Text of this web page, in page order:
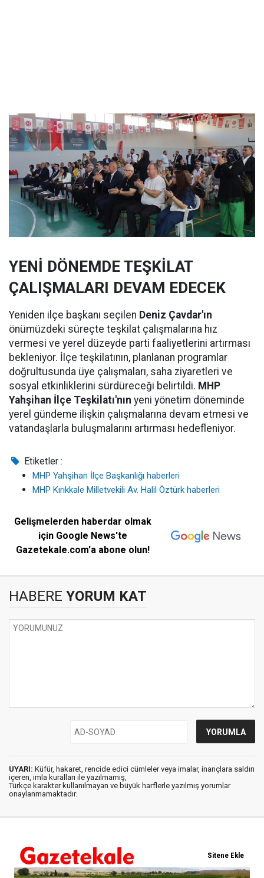
YENİ DÖNEMDE TEŞKİLAT
ÇALIŞMALARI DEVAM EDECEK
Yeniden ilçe başkanı seçilen Deniz Çavdar'ın
önümüzdeki süreçte teşkilat çalışmalarına hız
vermesi ve yerel düzeyde parti faaliyetlerini artırması
bekleniyor. İlçe teşkilatının, planlanan programlar
doğrultusunda üye çalışmaları, saha ziyaretleri ve
sosyal etkinliklerini sürdüreceği belirtildi. MHP
Yahşihan İlçe Teşkilatı'nın yeni yönetim döneminde
yerel gündeme ilişkin çalışmalarına devam etmesi ve
vatandaşlarla buluşmalarını artırması hedefleniyor.
Etiketler :
MHP Yahşihan İlçe Başkanlığı haberleri
MHP Kırıkkale Milletvekili Av. Halil Öztürk haberleri
Gelişmelerden haberdar olmak
için Google News'te
Gazetekale.com'a abone olun!
HABERE YORUM KAT
UYARI: Küfür, hakaret, rencide edici cümleler veya imalar, inançlara saldırı
içeren, imla kuralları ile yazılmamış,
Türkçe karakter kullanılmayan ve büyük harflerle yazılmış yorumlar
onaylanmamaktadır.